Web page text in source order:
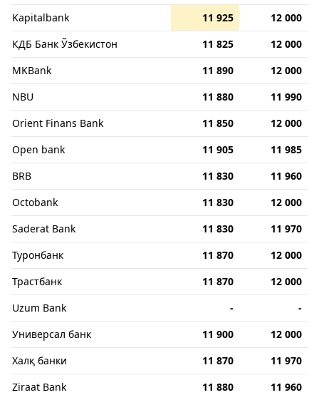
Kapitalbank
11 925
12 000
КДБ Банк Ўзбекистон
11 825
12 000
MKBank
11 890
12 000
NBU
11 880
11 990
Orient Finans Bank
11 850
12 000
Open bank
11 905
11 985
BRB
11 830
11 960
Octobank
11 830
12 000
Saderat Bank
11 830
11 970
Туронбанк
11 870
12 000
Трастбанк
11 870
12 000
Uzum Bank
-
-
Универсал банк
11 900
12 000
Халқ банки
11 870
11 970
Ziraat Bank
11 880
11 960